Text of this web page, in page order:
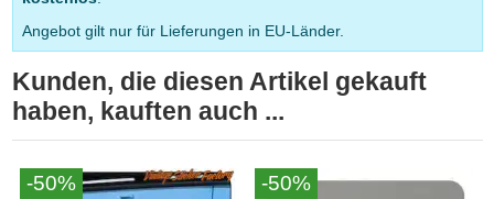
Angebot gilt nur für Lieferungen in EU-Länder.
Kunden, die diesen Artikel gekauft
haben, kauften auch ...
-50% -50%